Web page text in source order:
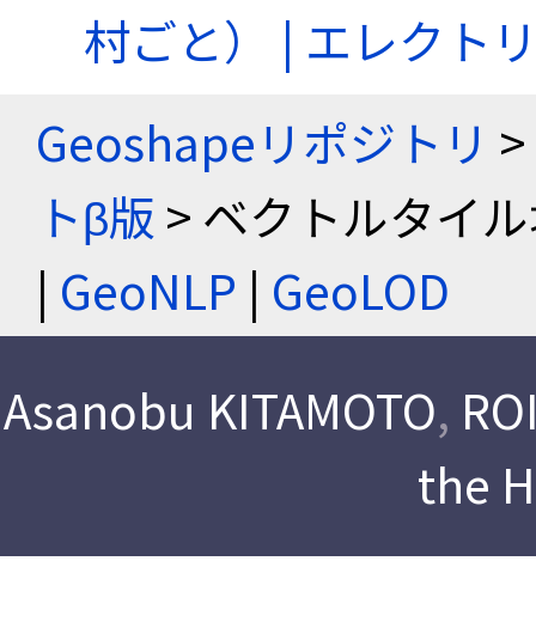
村ごと） | エレクト
Geoshapeリポジトリ >
トβ版 > ベクトルタイ
| GeoNLP | GeoLOD
Asanobu KITAMOTO,
the